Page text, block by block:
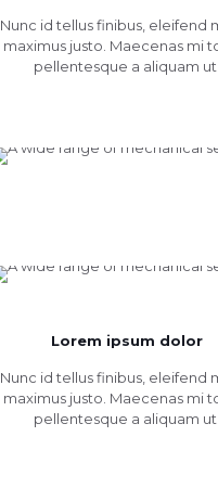
Nunc id tellus finibus, eleifend
maximus justo. Maecenas mi
pellentesque a aliquam ut.
Lorem ipsum dolor
Nunc id tellus finibus, eleifend
maximus justo. Maecenas mi
pellentesque a aliquam ut.